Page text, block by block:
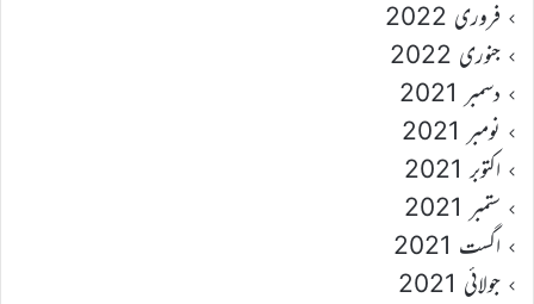
فروری 2022
جنوری 2022
دسمبر 2021
نومبر 2021
اکتوبر 2021
ستمبر 2021
اگست 2021
جولائی 2021